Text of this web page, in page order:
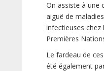
On assiste à une
aiguë de
infectieuses chez
Premières
Le fardeau de
été également